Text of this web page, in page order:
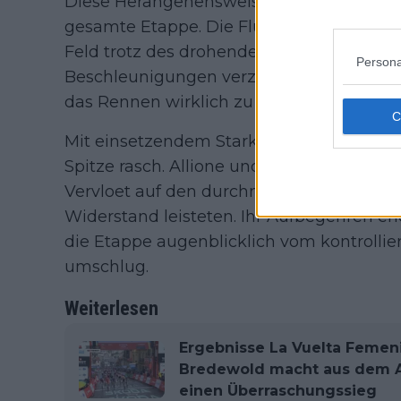
gesamte Etappe. Die Flucht blieb tief
Feld trotz des drohenden Gipfelankunfts
Beschleunigungen verzichtete. Erst
das Rennen wirklich zu zerfallen.
Mit einsetzendem Starkregen und
Spitze rasch. Allione und Valtulini
Vervloet auf den durchnässten
Widerstand leisteten. Ihr Aufbegehren
die Etappe augenblicklich vom
umschlug.
Weiterlesen
Ergebnisse La Vuelta
Bredewold macht aus dem
einen Überraschungssieg